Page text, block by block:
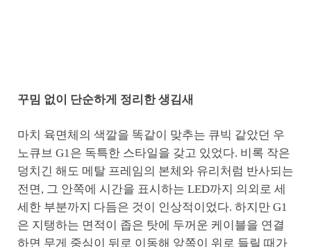
꾸밈 없이 단순하게 정리한 생김새
마치 육면체의 색깔을 똑같이 맞추는 큐빅 같았던 우
노큐브 G1은 독특한 스타일을 갖고 있었다. 비록 작은
덩치긴 해도 메탈 프레임의 본체와 유리처럼 반사되는
전면, 그 안쪽에 시간을 표시하는 LED까지 의외로 세
세한 부분까지 다듬은 것이 인상적이었다. 하지만 G1
은 지탱하는 면적이 좁은 탓에 두꺼운 케이블을 연결
하면 무게 중심이 뒤로 이동해 앞쪽이 위로 들릴 때가